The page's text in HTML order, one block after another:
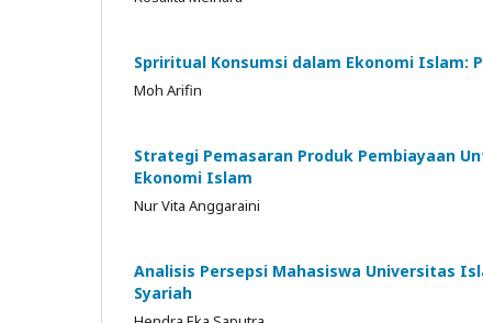
Spriritual Konsumsi dalam Ekonomi Islam:
Moh Arifin
Strategi Pemasaran Produk Pembiayaan
Ekonomi Islam
Nur Vita Anggaraini
Analisis Persepsi Mahasiswa Universitas
Syariah